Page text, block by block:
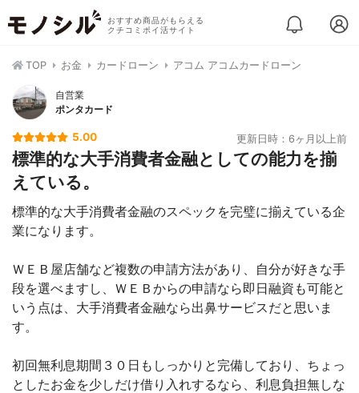
おすすめ商品がもらえる
クチコミポイ活サイト
TOP お金 カードローン アコム アコムカードローン
自営業
ポンタカード
5.00 更新日時：6ヶ月以上前
標準的な大手消費者金融としての能力を揃
えている。
標準的な大手消費者金融のスペックを完璧に揃えている企
業になります。
ＷＥＢ屋店舗など複数の申請方法があり、自分が好きな手
段を選べますし、ＷＥＢからの申請なら即日融資も可能と
いう点は、大手消費者金融なら出鼻サービスだと思いま
す。
初回無利息期間３０日もしっかりと完備しており、ちょっ
としたお金を少しだけ借り入れするなら、利息負担無しな